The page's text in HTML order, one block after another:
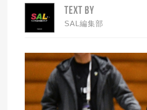
TEXT BY
SAL編集部